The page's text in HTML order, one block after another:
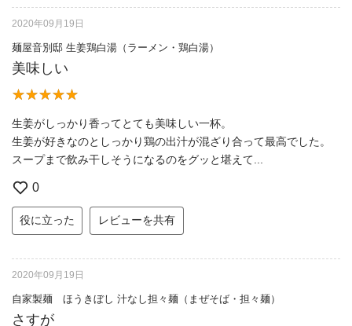
2020年09月19日
麺屋音別邸 生姜鶏白湯（ラーメン・鶏白湯）
美味しい
生姜がしっかり香ってとても美味しい一杯。
生姜が好きなのとしっかり鶏の出汁が混ざり合って最高でした。
スープまで飲み干しそうになるのをグッと堪えて...
0
役に立った レビューを共有
2020年09月19日
自家製麺 ほうきぼし 汁なし担々麺（まぜそば・担々麺）
さすが